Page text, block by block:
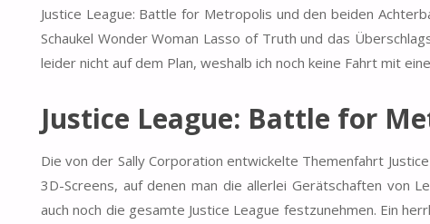
Justice League: Battle for Metropolis und den beiden
Schaukel Wonder Woman Lasso of Truth und das
leider nicht auf dem Plan, weshalb ich noch keine Fahrt mit
Justice League: Battle for
Die von der Sally Corporation entwickelte Themenfahrt
3D-Screens, auf denen man die allerlei Gerätschaften von
auch noch die gesamte Justice League festzunehmen. Ein